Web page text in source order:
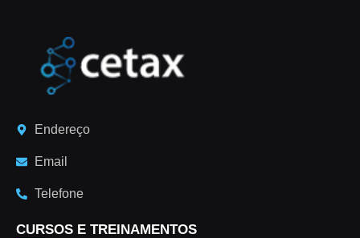
Endereço
Email
Telefone
CURSOS E TREINAMENTOS